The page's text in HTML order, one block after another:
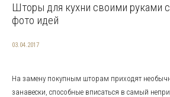
Шторы для кухни своими руками
фото идей
03.04.2017
На замену покупным шторам приходят
занавески, способные вписаться в самый